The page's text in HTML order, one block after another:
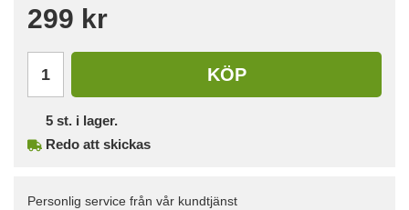
299 kr
KÖP
5 st. i lager.
Redo att skickas
Personlig service från vår kundtjänst